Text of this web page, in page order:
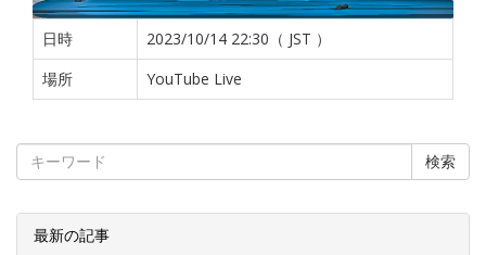
日時
2023/10/14 22:30（ JST ）
場所
YouTube Live
検索
最新の記事